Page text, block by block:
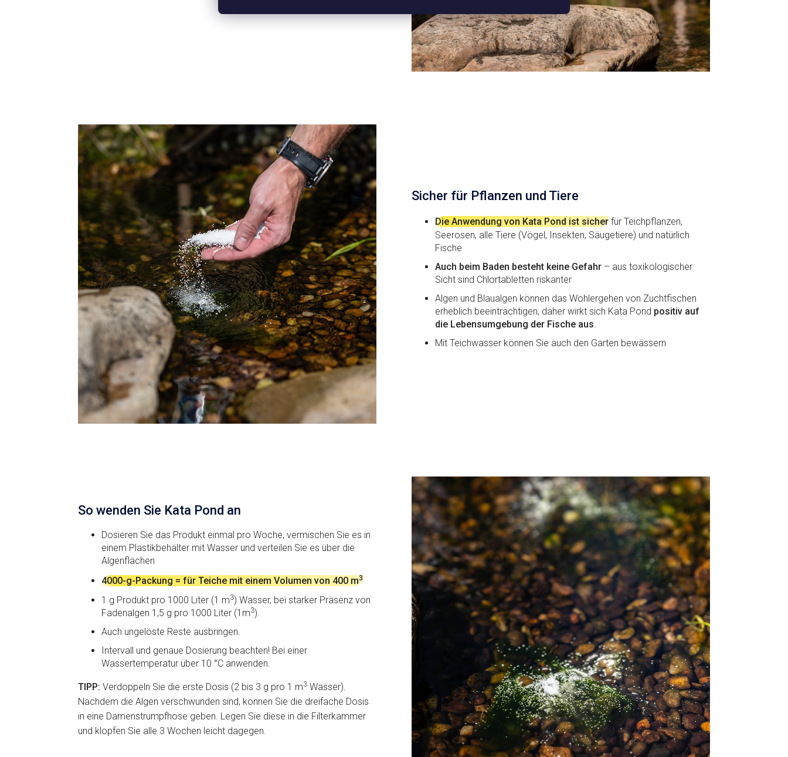
Sicher für Pflanzen und Tiere
Die Anwendung von Kata Pond ist sicher für Teichpflanzen,
Seerosen, alle Tiere (Vögel, Insekten, Säugetiere) und natürlich
Fische
Auch beim Baden besteht keine Gefahr – aus toxikologischer
Sicht sind Chlortabletten riskanter
Algen und Blaualgen können das Wohlergehen von Zuchtfischen
erheblich beeinträchtigen, daher wirkt sich Kata Pond positiv auf
die Lebensumgebung der Fische aus
Mit Teichwasser können Sie auch den Garten bewässern
So wenden Sie Kata Pond an
Dosieren Sie das Produkt einmal pro Woche, vermischen Sie es in
einem Plastikbehälter mit Wasser und verteilen Sie es über die
Algenflächen
4000-g-Packung = für Teiche mit einem Volumen von 400 m3
1 g Produkt pro 1000 Liter (1 m3) Wasser, bei starker Präsenz von
Fadenalgen 1,5 g pro 1000 Liter (1m3).
Auch ungelöste Reste ausbringen.
Intervall und genaue Dosierung beachten! Bei einer
Wassertemperatur über 10 °C anwenden.
TIPP: Verdoppeln Sie die erste Dosis (2 bis 3 g pro 1 m3 Wasser).
Nachdem die Algen verschwunden sind, können Sie die dreifache Dosis
in eine Damenstrumpfhose geben. Legen Sie diese in die Filterkammer
und klopfen Sie alle 3 Wochen leicht dagegen.